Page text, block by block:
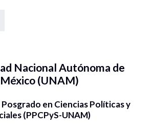
Nacional Autónoma de
México (UNAM)
en Ciencias Políticas y
(PPCPyS-UNAM)